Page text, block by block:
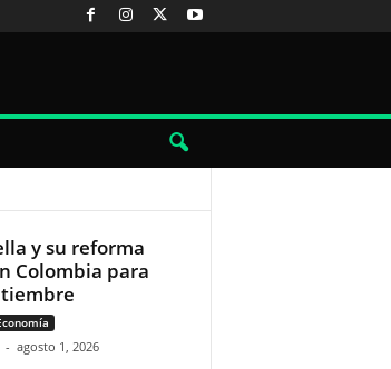
y su reforma
Colombia para
- agosto 1, 2026